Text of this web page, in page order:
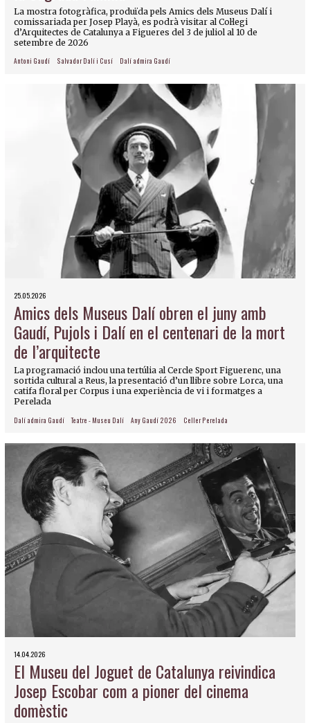
La mostra fotogràfica, produïda pels Amics dels Museus Dalí i
comissariada per Josep Playà, es podrà visitar al Col·legi
d’Arquitectes de Catalunya a Figueres del 3 de juliol al 10 de
setembre de 2026
Antoni Gaudí Salvador Dalí i Cusí Dalí admira Gaudí
25.05.2026
Amics dels Museus Dalí obren el juny amb
Gaudí, Pujols i Dalí en el centenari de la mort
de l’arquitecte
La programació inclou una tertúlia al Cercle Sport Figuerenc, una
sortida cultural a Reus, la presentació d’un llibre sobre Lorca, una
catifa floral per Corpus i una experiència de vi i formatges a
Perelada
Dalí admira Gaudí Teatre - Museu Dalí Any Gaudí 2026 Celler Perelada
14.04.2026
El Museu del Joguet de Catalunya reivindica
Josep Escobar com a pioner del cinema
domèstic